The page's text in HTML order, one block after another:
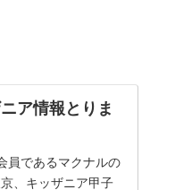
ア情報とりま
員であるマクナルの
、キッザニア甲子